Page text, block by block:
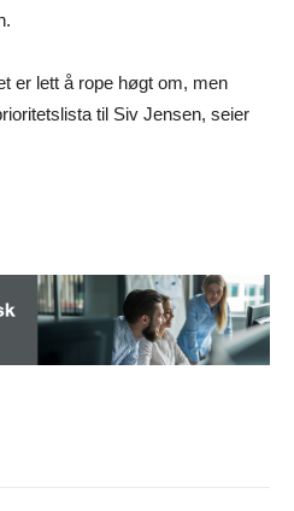
er lett å rope høgt om, men
til Siv Jensen, seier